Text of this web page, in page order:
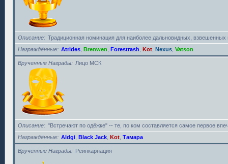
Описание
Традиционная номинация для наиболее дальновидных, взвешенных
Награждённые
Atrides Brenwen Forestrash Kot Nexus Vatson
Врученные Награды Лицо МСК
Описание
"Встречают по одёжке" -- те, по ком составляется самое первое
Награждённые
Aldgi Black Jack Kot Тамара
Врученные Награды Реинкарнация